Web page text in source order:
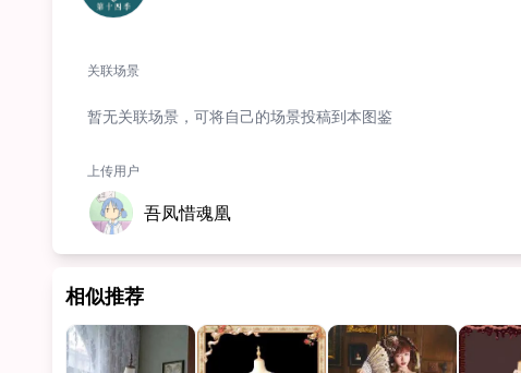
关联场景
暂无关联场景，可将自己的场景投稿到本图鉴
上传用户
吾凤惜魂凰
相似推荐